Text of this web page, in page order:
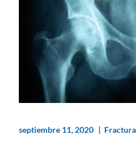
septiembre 11, 2020